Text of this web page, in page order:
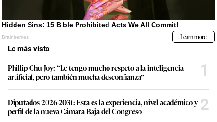
Lo más visto
Phillip Chu Joy: “Le tengo mucho respeto a la inteligencia
artificial, pero también mucha desconfianza”
1
Diputados 2026-2031: Esta es la experiencia, nivel académico y
perfil de la nueva Cámara Baja del Congreso
2